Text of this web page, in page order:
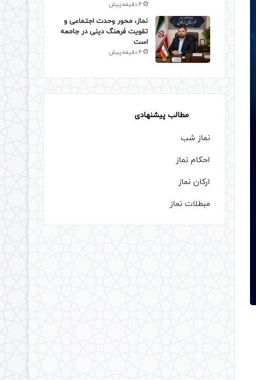
4 دقیقه پیش
نماز، محور وحدت اجتماعی و
تقویت فرهنگ دینی در جامعه
است
4 دقیقه پیش
مطالب پیشنهادی
نماز شب
احکام نماز
ارکان نماز
مبطلات نماز